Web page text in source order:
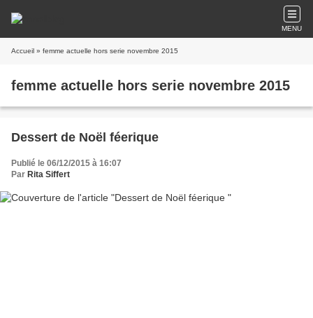
MENU
Accueil » femme actuelle hors serie novembre 2015
femme actuelle hors serie novembre 2015
Dessert de Noël féerique
Publié le 06/12/2015 à 16:07
Par Rita Siffert